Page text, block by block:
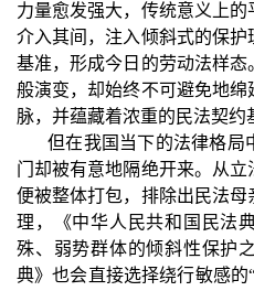
力量愈发强大，传统意义上
介入其间，注入倾斜式的保
基准，形成今日的劳动法样
般演变，却始终不可避免地
脉，并蕴藏着浓重的民法契约
但在我国当下的法律格局
门却被有意地隔绝开来。从
便被整体打包，排除出民法
理，《中华人民共和国民法
殊、弱势群体的倾斜性保护
典》也会直接选择绕行敏感的